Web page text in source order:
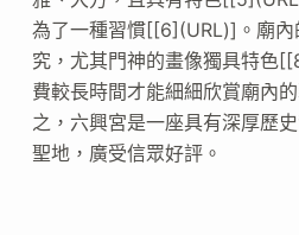
為了一種習慣[[6](URL)]。廟內
究，尤其門神的畫像獨具特色
費較長時間才能細細欣賞廟內
之，六興宮是一座具有深厚歷
聖地，廣受信眾好評。